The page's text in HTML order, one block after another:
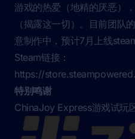
游戏的热爱（地精的厌恶）
（揭露这一切）。目前团队
意制作中，预计7月上线
Steam链接：
https://
特别鸣谢
ChinaJoy Express游戏试玩